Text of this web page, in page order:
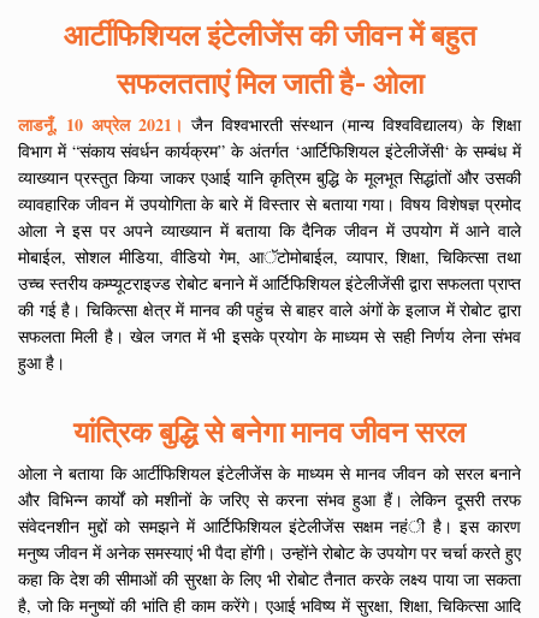
आर्टीफिशियल इंटेलीजेंस की जीवन में बहुत
सफलतताएं मिल जाती है- ओला
लाडनूँ, 10 अप्रेल 2021। जैन विश्वभारती संस्थान (मान्य विश्वविद्यालय) के शिक्षा
विभाग में “संकाय संवर्धन कार्यक्रम” के अंतर्गत ‘आर्टिफिशियल इंटेलीजेंसी‘ के सम्बंध में
व्याख्यान प्रस्तुत किया जाकर एआई यानि कृत्रिम बुद्धि के मूलभूत सिद्धांतों और उसकी
व्यावहारिक जीवन में उपयोगिता के बारे में विस्तार से बताया गया। विषय विशेषज्ञ प्रमोद
ओला ने इस पर अपने व्याख्यान में बताया कि दैनिक जीवन में उपयोग में आने वाले
मोबाईल, सोशल मीडिया, वीडियो गेम, आॅटोमोबाईल, व्यापार, शिक्षा, चिकित्सा तथा
उच्च स्तरीय कम्प्यूटराइज्ड रोबोट बनाने में आर्टिफिशियल इंटेलीजेंसी द्वारा सफलता प्राप्त
की गई है। चिकित्सा क्षेत्र में मानव की पहुंच से बाहर वाले अंगों के इलाज में रोबोट द्वारा
सफलता मिली है। खेल जगत में भी इसके प्रयोग के माध्यम से सही निर्णय लेना संभव
हुआ है।
यांत्रिक बुद्धि से बनेगा मानव जीवन सरल
ओला ने बताया कि आर्टीफिशियल इंटेलीजेंस के माध्यम से मानव जीवन को सरल बनाने
और विभिन्न कार्यों को मशीनों के जरिए से करना संभव हुआ हैं। लेकिन दूसरी तरफ
संवेदनशीन मुद्दों को समझने में आर्टिफिशियल इंटेलीजेंस सक्षम नहंी है। इस कारण
मनुष्य जीवन में अनेक समस्याएं भी पैदा होंगी। उन्होंने रोबोट के उपयोग पर चर्चा करते हुए
कहा कि देश की सीमाओं की सुरक्षा के लिए भी रोबोट तैनात करके लक्ष्य पाया जा सकता
है, जो कि मनुष्यों की भांति ही काम करेंगे। एआई भविष्य में सुरक्षा, शिक्षा, चिकित्सा आदि